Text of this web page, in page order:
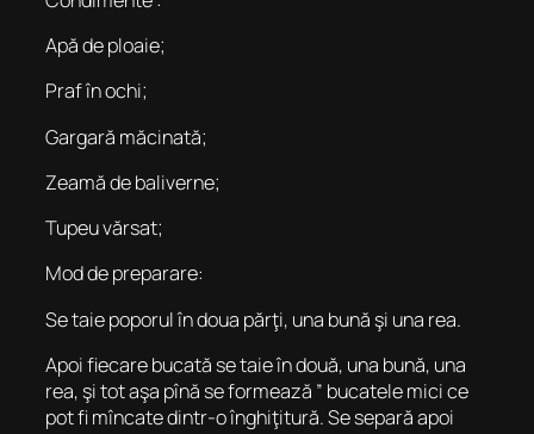
Apă de ploaie;
Praf în ochi;
Gargară măcinată;
Zeamă de baliverne;
Tupeu vărsat;
Mod de preparare:
Se taie poporul în doua părţi, una bună şi una rea.
Apoi fiecare bucată se taie în două, una bună, una
rea, şi tot aşa pînă se formează ” bucatele mici ce
pot fi mîncate dintr-o înghiţitură. Se separă apoi